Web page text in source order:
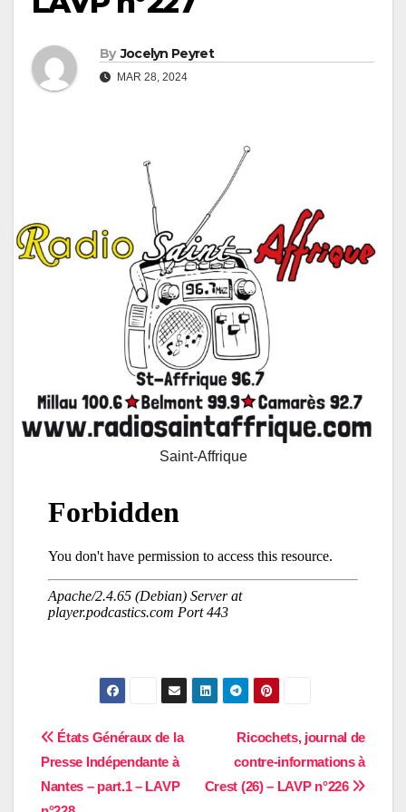
By Jocelyn Peyret
MAR 28, 2024
Saint-Affrique
Navigation
de
Ricochets, journal de
contre-informations à
Crest (26) – LAVP n°226
États Généraux de la
Presse Indépendante à
Nantes – part.1 – LAVP